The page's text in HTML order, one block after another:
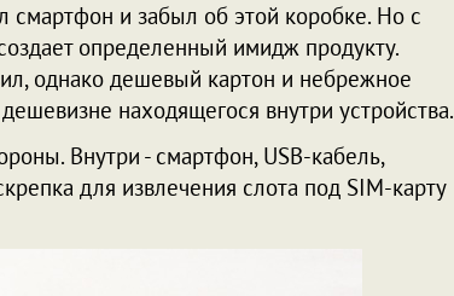
смартфон и забыл об этой коробке. Но с
определенный имидж продукту.
однако дешевый картон и небрежное
находящегося внутри устройства.
Внутри - смартфон, USB-кабель,
для извлечения слота под SIM-карту